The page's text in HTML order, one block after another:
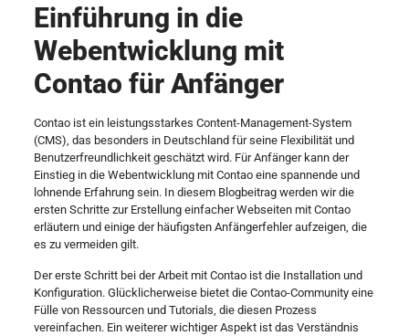
Einführung in die
Webentwicklung mit
Contao für Anfänger
Contao ist ein leistungsstarkes Content-Management-System
(CMS), das besonders in Deutschland für seine Flexibilität und
Benutzerfreundlichkeit geschätzt wird. Für Anfänger kann der
Einstieg in die Webentwicklung mit Contao eine spannende und
lohnende Erfahrung sein. In diesem Blogbeitrag werden wir die
ersten Schritte zur Erstellung einfacher Webseiten mit Contao
erläutern und einige der häufigsten Anfängerfehler aufzeigen, die
es zu vermeiden gilt.
Der erste Schritt bei der Arbeit mit Contao ist die Installation und
Konfiguration. Glücklicherweise bietet die Contao-Community eine
Fülle von Ressourcen und Tutorials, die diesen Prozess
vereinfachen. Ein weiterer wichtiger Aspekt ist das Verständnis